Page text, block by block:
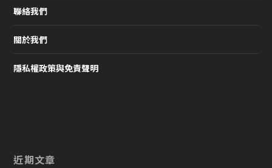
聯絡我們
關於我們
隱私權政策與免責聲明
近期文章